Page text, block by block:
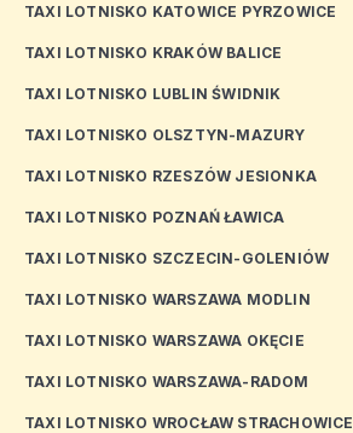
TAXI LOTNISKO KATOWICE PYRZOWICE
TAXI LOTNISKO KRAKÓW BALICE
TAXI LOTNISKO LUBLIN ŚWIDNIK
TAXI LOTNISKO OLSZTYN-MAZURY
TAXI LOTNISKO RZESZÓW JESIONKA
TAXI LOTNISKO POZNAŃ ŁAWICA
TAXI LOTNISKO SZCZECIN-GOLENIÓW
TAXI LOTNISKO WARSZAWA MODLIN
TAXI LOTNISKO WARSZAWA OKĘCIE
TAXI LOTNISKO WARSZAWA-RADOM
TAXI LOTNISKO WROCŁAW STRACHOWICE